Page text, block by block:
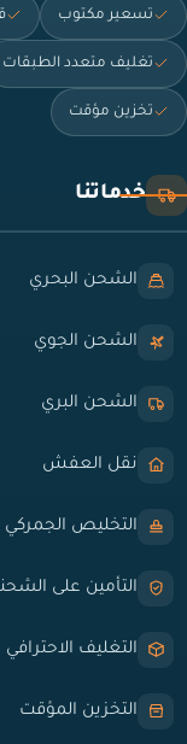
تسعير مكتوب
تغليف متعدد الطبقات
تخزين مؤقت
خدماتنا
الشحن البحري
الشحن الجوي
الشحن البري
نقل العفش
التخليص الجمركي
التأمين على
التغليف الاحترافي
التخزين المؤقت